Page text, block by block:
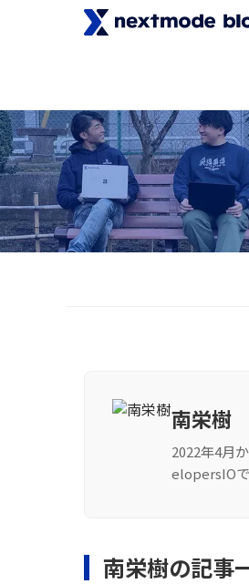
南栄樹
2022年4月
elopersIO
南栄樹の記事